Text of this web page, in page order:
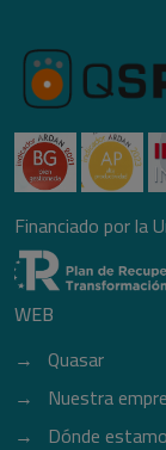
Financiado por la
WEB
Quasar
Nuestra
Dónde